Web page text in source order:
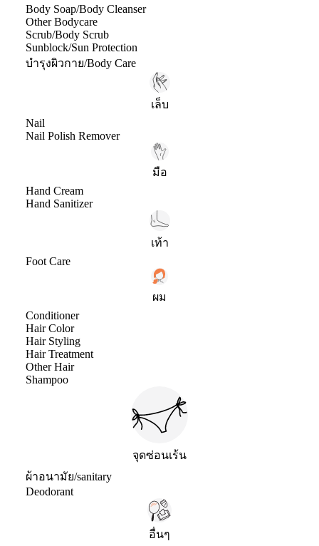
Body Soap/Body Cleanser
Other Bodycare
Scrub/Body Scrub
Sunblock/Sun Protection
บำรุงผิวกาย/Body Care
เล็บ
Nail
Nail Polish Remover
มือ
Hand Cream
Hand Sanitizer
เท้า
Foot Care
ผม
Conditioner
Hair Color
Hair Styling
Hair Treatment
Other Hair
Shampoo
จุดซ่อนเร้น
ผ้าอนามัย/sanitary
Deodorant
อื่นๆ